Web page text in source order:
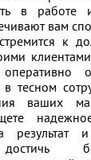
в работе
вам
к
тесном
ваших
надежное
результат